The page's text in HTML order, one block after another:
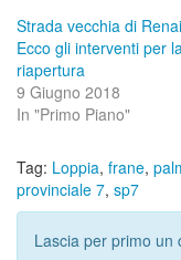
Strada vecchia di
Ecco gli interventi per la
riapertura
9 Giugno 2018
In "Primo Piano"
Tag: Loppia, frane,
provinciale 7, sp7
Lascia per primo un